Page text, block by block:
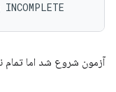
INCOMPLETE
آزمون شروع شد اما تمام